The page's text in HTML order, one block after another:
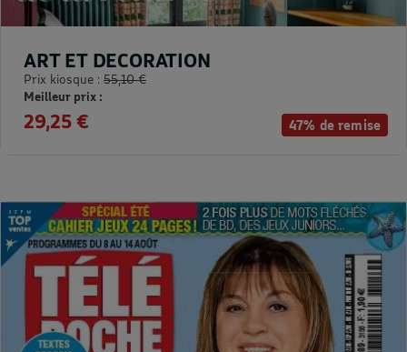
47% de remise
ART ET DECORATION
Prix kiosque : 55,10 €
Meilleur prix :
29,25 €